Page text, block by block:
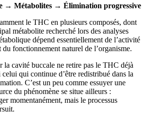
Métabolites → Élimination progressive
le THC en plusieurs composés, dont
métabolite recherché lors des analyses
dépend essentiellement de l’activité
fonctionnement naturel de l’organisme.
la cavité buccale ne retire pas le THC déjà
celui qui continue d’être redistribué dans la
C’est un peu comme essuyer une
du phénomène se situe ailleurs :
momentanément, mais le processus